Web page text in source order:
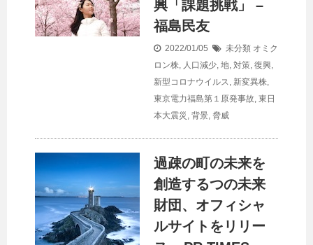
興「課題挑戦」 –
福島民友
2022/01/05 未分類 オミク
ロン株, 人口減少, 地, 対策, 復興,
新型コロナウイルス, 新変異株,
東京電力福島第１原発事故, 東日
本大震災 , 背景, 脅威
過疎の町の未来を
創造するつの未来
財団、オフィシャ
ルサイトをリリー